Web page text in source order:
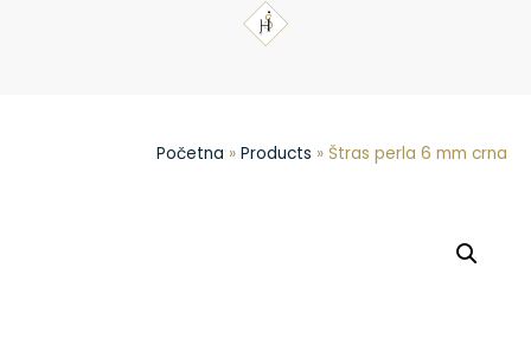
Početna » Products » Štras perla 6 mm crna